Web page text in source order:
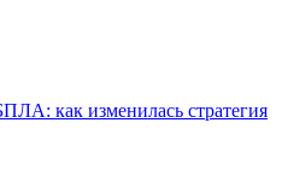
как изменилась стратегия